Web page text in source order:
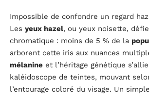
Impossible de confondre un regard
Les yeux hazel, ou yeux noisette,
chromatique : moins de 5 % de la
arborent cette iris aux nuances
mélanine et l’héritage génétique
kaléidoscope de teintes, mouvant
l’entourage coloré du visage. Un